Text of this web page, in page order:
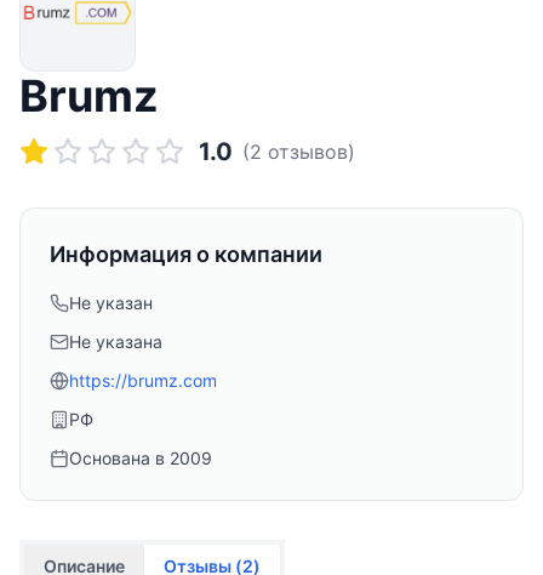
Brumz
1.0 (2 отзывов)
Информация о компании
Не указан
Не указана
https://brumz.com
РФ
Основана в 2009
Описание Отзывы (2)